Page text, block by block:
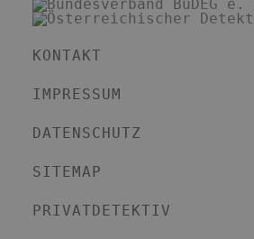
KONTAKT
IMPRESSUM
DATENSCHUTZ
SITEMAP
PRIVATDETEKTIV